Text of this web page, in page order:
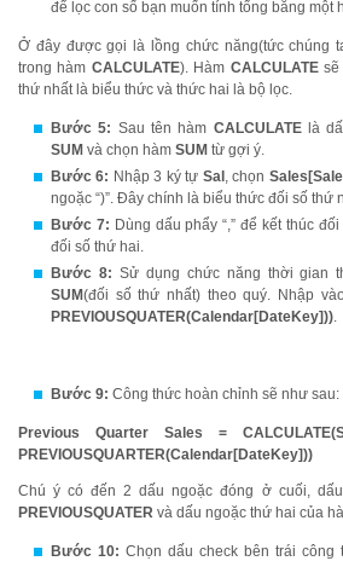
để lọc con số bạn muốn tính tổng bằng một
Ở đây được gọi là lồng chức năng(tức chúng
trong hàm CALCULATE). Hàm CALCULATEsẽ
thứ nhất là biểu thức và thức hai là bộ lọc.
Bước 5: Sau tên hàm CALCULATElà
SUM và chọn hàm SUM từ gợi ý.
Bước 6: Nhập 3 ký tự Sal , chọn
ngoặc “)”. Đây chính là biểu thức đối số thứ
Bước 7: Dùng dấu phẩy “,” để kết thúc
đối số thứ hai.
Bước 8: Sử dụng chức năng thời gian
SUM(đối số thứ nhất) theo quý. Nhập
PREVIOUSQUATER(Calendar[DateKey])).
Bước 9: Công thức hoàn chỉnh sẽ như sau:
Previous Quarter Sales =
PREVIOUSQUARTER(Calendar[DateKey]))
Chú ý có đến 2 dấu ngoặc đóng ở cuối,
PREVIOUSQUATER và dấu ngoặc thứ hai của
Bước 10: Chọn dấu check bên trái